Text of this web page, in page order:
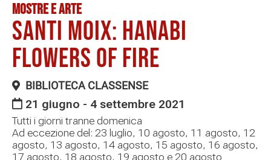
MOSTRE E ARTE
Santi Moix: Hanabi
flowers of fire
BIBLIOTECA CLASSENSE
21 giugno - 4 settembre 2021
Tutti i giorni tranne domenica
Ad eccezione del: 23 luglio, 10 agosto, 11 agosto, 12
agosto, 13 agosto, 14 agosto, 15 agosto, 16 agosto,
17 agosto, 18 agosto, 19 agosto e 20 agosto